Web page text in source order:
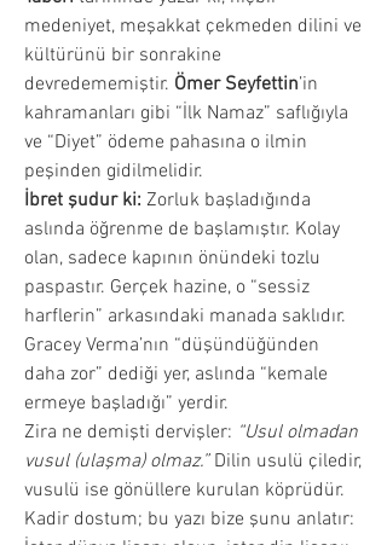
medeniyet, meşakkat çekmeden dilini ve
kültürünü bir sonrakine
devredememiştir. Ömer Seyfettin’in
kahramanları gibi “İlk Namaz” saflığıyla
ve “Diyet” ödeme pahasına o ilmin
peşinden gidilmelidir.
İbret şudur ki: Zorluk başladığında
aslında öğrenme de başlamıştır. Kolay
olan, sadece kapının önündeki tozlu
paspastır. Gerçek hazine, o “sessiz
harflerin” arkasındaki manada saklıdır.
Gracey Verma’nın “düşündüğünden
daha zor” dediği yer, aslında “kemale
ermeye başladığı” yerdir.
Zira ne demişti dervişler: “Usul olmadan
vusul (ulaşma) olmaz.” Dilin usulü çiledir,
vusulü ise gönüllere kurulan köprüdür.
Kadir dostum; bu yazı bize şunu anlatır: